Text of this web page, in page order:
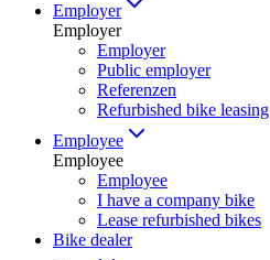
Employer
Employer
Employer
Public employer
Referenzen
Refurbished bike leasing
Employee
Employee
Employee
I have a company bike
Lease refurbished bikes
Bike dealer